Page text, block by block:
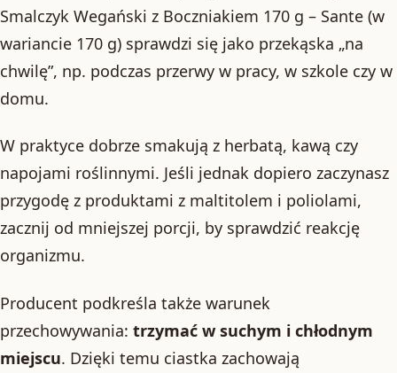
Smalczyk Wegański z Boczniakiem 170 g – Sante (w
wariancie 170 g) sprawdzi się jako przekąska „na
chwilę”, np. podczas przerwy w pracy, w szkole czy w
domu.
W praktyce dobrze smakują z herbatą, kawą czy
napojami roślinnymi. Jeśli jednak dopiero zaczynasz
przygodę z produktami z maltitolem i poliolami,
zacznij od mniejszej porcji, by sprawdzić reakcję
organizmu.
Producent podkreśla także warunek
przechowywania: trzymać w suchym i chłodnym
miejscu. Dzięki temu ciastka zachowają